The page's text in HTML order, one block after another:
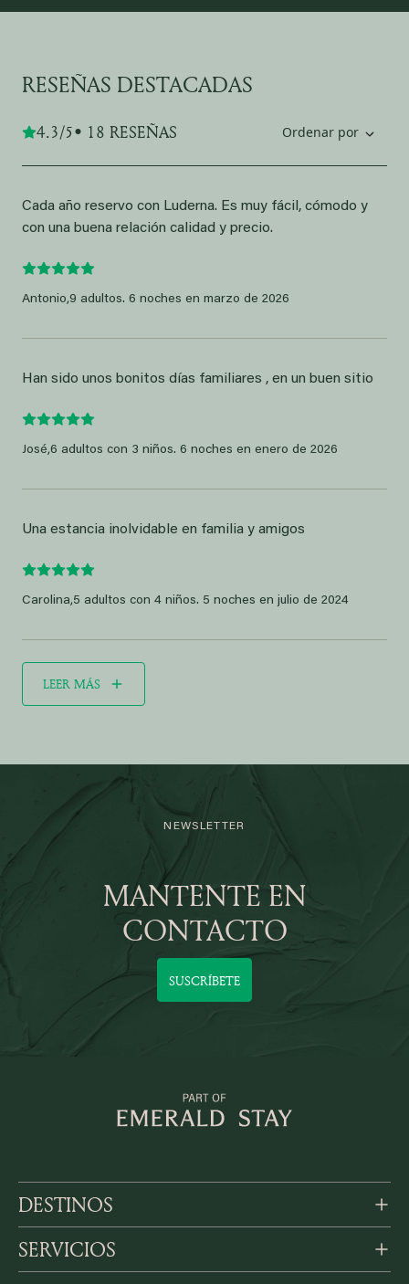
RESEÑAS DESTACADAS
4.3/5• 18 RESEÑAS Ordenar por
Cada año reservo con Luderna. Es muy fácil, cómodo y
con una buena relación calidad y precio.
Antonio,9 adultos. 6 noches en marzo de 2026
Han sido unos bonitos días familiares , en un buen sitio
José,6 adultos con 3 niños. 6 noches en enero de 2026
Una estancia inolvidable en familia y amigos
Carolina,5 adultos con 4 niños. 5 noches en julio de 2024
LEER MÁS
NEWSLETTER
MANTENTE EN
CONTACTO
SUSCRÍBETE
DESTINOS
SERVICIOS